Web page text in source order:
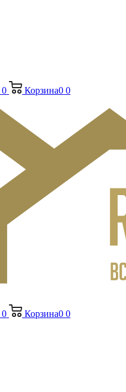
0 Корзина0 0
0 Корзина0 0